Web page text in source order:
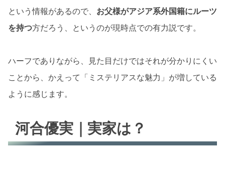
という情報があるので、 お父様がアジア系外国籍にルーツ
を持つ方だろう、というのが現時点での有力説です。
ハーフでありながら、見た目だけではそれが分かりにくい
ことから、かえって「ミステリアスな魅力」が増している
ように感じます。
河合優実｜実家は？